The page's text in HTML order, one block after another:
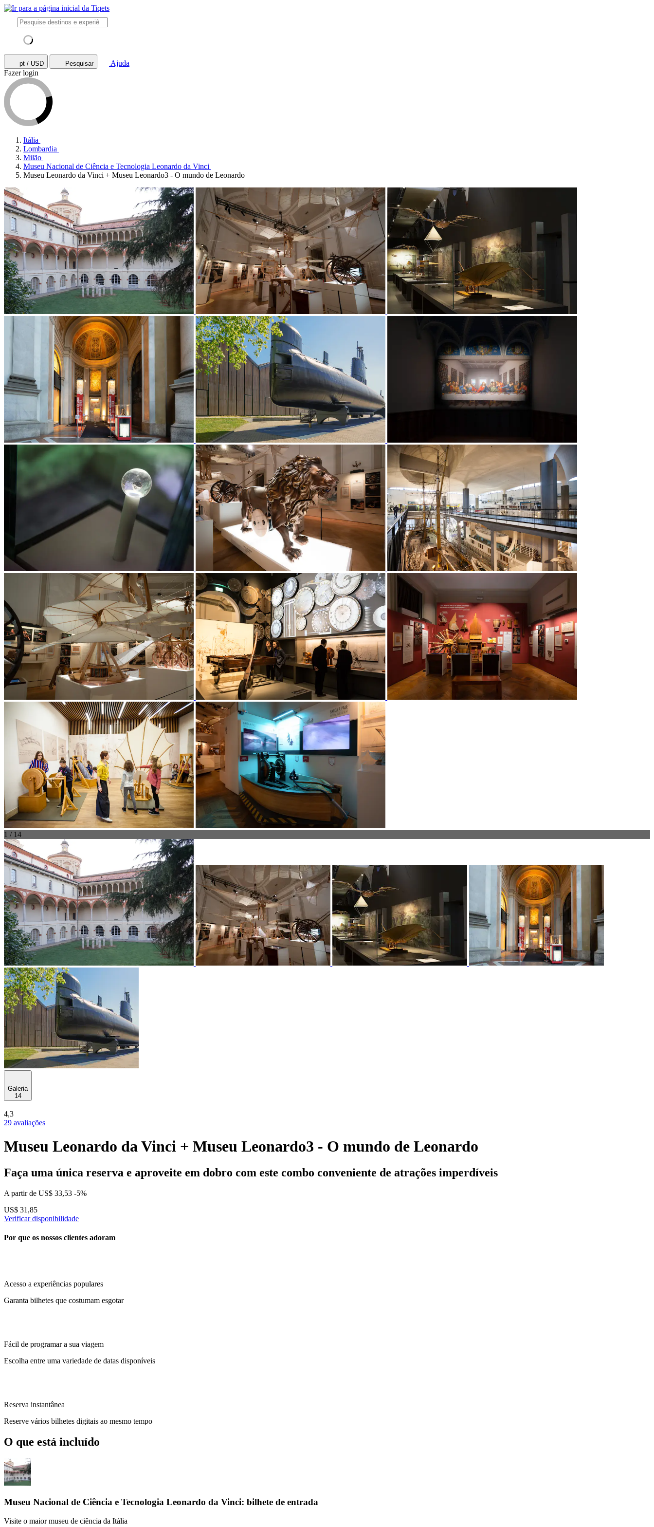
pt / USD Pesquisar
Ajuda
Fazer login
Itália
Lombardia
Milão
Museu Nacional de Ciência e Tecnologia Leonardo da Vinci
Museu Leonardo da Vinci + Museu Leonardo3 - O mundo de Leonardo
1 / 14
Galeria
14
4,3
29 avaliações
Museu Leonardo da Vinci + Museu Leonardo3 - O mundo de Leonardo
Faça uma única reserva e aproveite em dobro com este combo conveniente de atrações imperdíveis
A partir de US$ 33,53 -5%
US$ 31,85
Verificar disponibilidade
Por que os nossos clientes adoram
Acesso a experiências populares
Garanta bilhetes que costumam esgotar
Fácil de programar a sua viagem
Escolha entre uma variedade de datas disponíveis
Reserva instantânea
Reserve vários bilhetes digitais ao mesmo tempo
O que está incluído
Museu Nacional de Ciência e Tecnologia Leonardo da Vinci: bilhete de entrada
Visite o maior museu de ciência da Itália